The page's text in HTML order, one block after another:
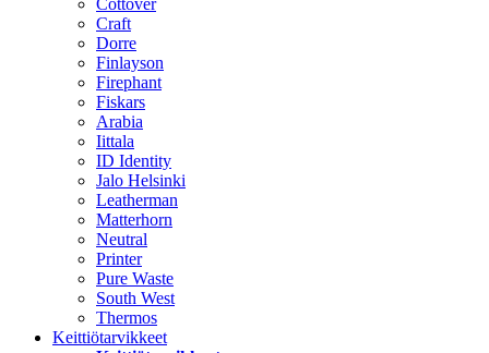
Cottover
Craft
Dorre
Finlayson
Firephant
Fiskars
Arabia
Iittala
ID Identity
Jalo Helsinki
Leatherman
Matterhorn
Neutral
Printer
Pure Waste
South West
Thermos
Keittiötarvikkeet